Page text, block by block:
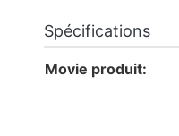
Spécifications
Movie produit: